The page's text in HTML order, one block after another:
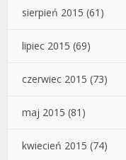
sierpień 2015 (61)
lipiec 2015 (69)
czerwiec 2015 (73)
maj 2015 (81)
kwiecień 2015 (74)